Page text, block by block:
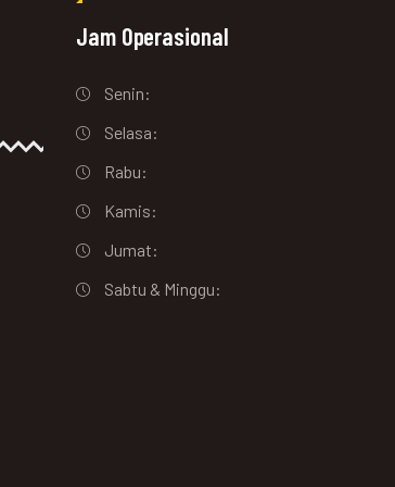
Jam Operasional
Senin:
Selasa:
Rabu:
Kamis:
Jumat:
Sabtu & Minggu: